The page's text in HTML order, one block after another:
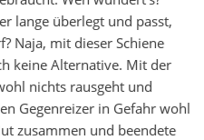
lange überlegt und passt,
Naja, mit dieser Schiene
keine Alternative. Mit der
nichts rausgeht und
Gegenreizer in Gefahr wohl
zusammen und beendete